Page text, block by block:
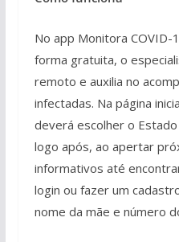
No app Monitora COVID-
forma gratuita, o
remoto e auxilia no
infectadas. Na página
deverá escolher o
logo após, ao apertar
informativos até
login ou fazer um
nome da mãe e número